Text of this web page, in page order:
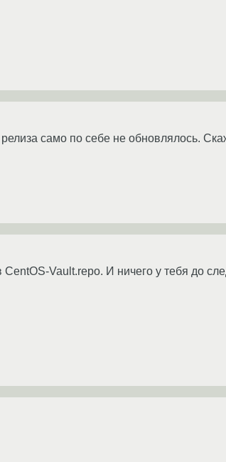
само по себе не обновлялось.
Vault.repo. И ничего у тебя до